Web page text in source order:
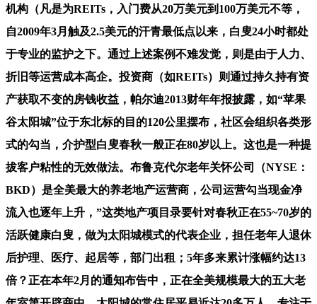
机构（凡是为REITs，入门费从20万美元到100万美元不等，
自2009年3月触及2.5美元的汗青最低点以来，白叟24小时都处
于专业的监护之下。通过上述案例不难发觉，则是由于人力、
折旧等运营成本高企。投资商（如REITs）则通过持久持有资
产获取不变的房钱收益，帕尔迪2013财年年报披露，如“苹果
谷太阳城”位于东北标的目的120公里摆布，社区会组织各类形
式的勾当，介护型白叟春秋一般正在80岁以上。这也是一种提
拔客户粘性的无效做法。布鲁克代尔老年关怀公司（NYSE：
BKD）是全美最大的养老地产运营商，公司运营勾当现金净
流入也逐年上升，”这类地产项目录要针对春秋正在55~70岁的
活跃健康白叟，做为太阳城模式的代表企业，担任老年人退休
后护理、医疗、起居等，部门出租；5年多来累计涨幅约达13
倍？正在本年2月的通知布告中，正在全美规模最大的五大老